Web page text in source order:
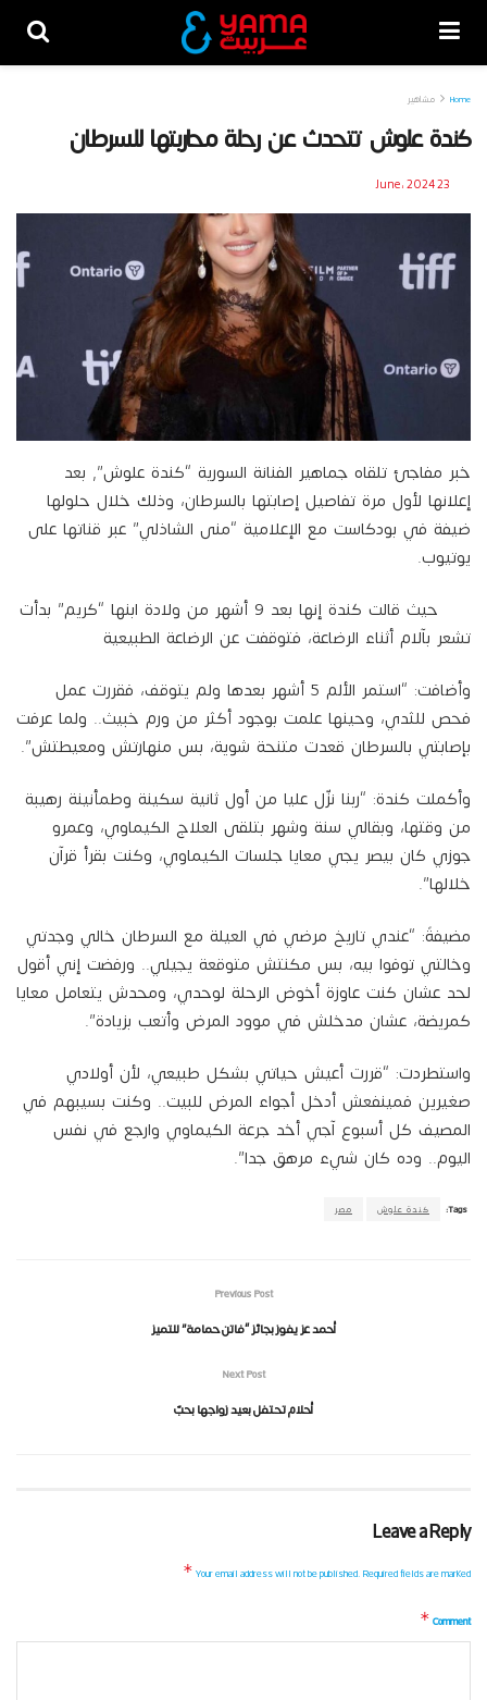
Home مشاهير
كندة علوش تتحدث عن رحلة محاربتها للسرطان
23 June، 2024
خبر مفاجئ تلقاه جماهير الفنانة السورية “كندة علوش”, بعد
إعلانها لأول مرة تفاصيل إصابتها بالسرطان، وذلك خلال حلولها
ضيفة في بودكاست مع الإعلامية “منى الشاذلي” عبر قناتها على
يوتيوب.
حيث قالت كندة إنها بعد 9 أشهر من ولادة ابنها “كريم” بدأت
تشعر بآلام أثناء الرضاعة، فتوقفت عن الرضاعة الطبيعية
وأضافت: “استمر الألم 5 أشهر بعدها ولم يتوقف، فقررت عمل
فحص للثدي، وحينها علمت بوجود أكثر من ورم خبيث.. ولما عرفت
بإصابتي بالسرطان قعدت متنحة شوية، بس منهارتش ومعيطتش”.
وأكملت كندة: “ربنا نزّل عليا من أول ثانية سكينة وطمأنينة رهيبة
من وقتها، وبقالي سنة وشهر بتلقى العلاج الكيماوي، وعمرو
جوزي كان بيصر يجي معايا جلسات الكيماوي، وكنت بقرأ قرآن
خلالها”.
مضيفةً: “عندي تاريخ مرضي في العيلة مع السرطان خالي وجدتي
وخالتي توفوا بيه، بس مكنتش متوقعة يجيلي.. ورفضت إني أقول
لحد عشان كنت عاوزة أخوض الرحلة لوحدي، ومحدش يتعامل معايا
كمريضة، عشان مدخلش في موود المرض وأتعب بزيادة”.
واستطردت: “قررت أعيش حياتي بشكل طبيعي، لأن أولادي
صغيرين فمينفعش أدخل أجواء المرض للبيت.. وكنت بسيبهم في
المصيف كل أسبوع آجي أخد جرعة الكيماوي وارجع في نفس
اليوم.. وده كان شيء مرهق جدا”.
Tags: كندة علوش مصر
Previous Post
أحمد عز يفوز بجائز “فاتن حمامة” للتميز
Next Post
أحلام تحتفل بعيد زواجها بحبّ
Leave a Reply
Your email address will not be published.Required fields are marked
*
Comment
*